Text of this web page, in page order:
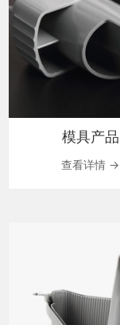
模具产品
查看详情 →